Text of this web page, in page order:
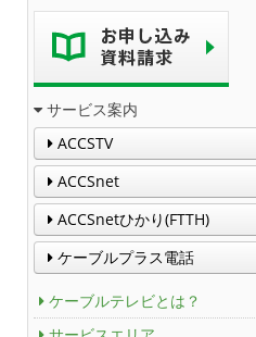
サービス案内
ACCSTV
ACCSnet
ACCSnetひかり(FTTH)
ケーブルプラス電話
ケーブルテレビとは？